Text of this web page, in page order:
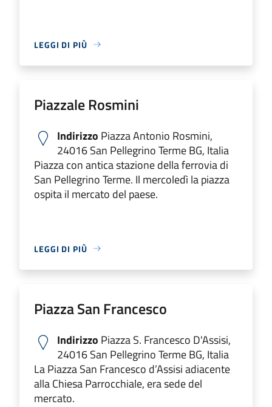
LEGGI DI PIÙ
Piazzale Rosmini
Indirizzo Piazza Antonio Rosmini,
24016 San Pellegrino Terme BG, Italia
Piazza con antica stazione della ferrovia di
San Pellegrino Terme. Il mercoledì la piazza
ospita il mercato del paese.
LEGGI DI PIÙ
Piazza San Francesco
Indirizzo Piazza S. Francesco D'Assisi,
24016 San Pellegrino Terme BG, Italia
La Piazza San Francesco d’Assisi adiacente
alla Chiesa Parrocchiale, era sede del
mercato.